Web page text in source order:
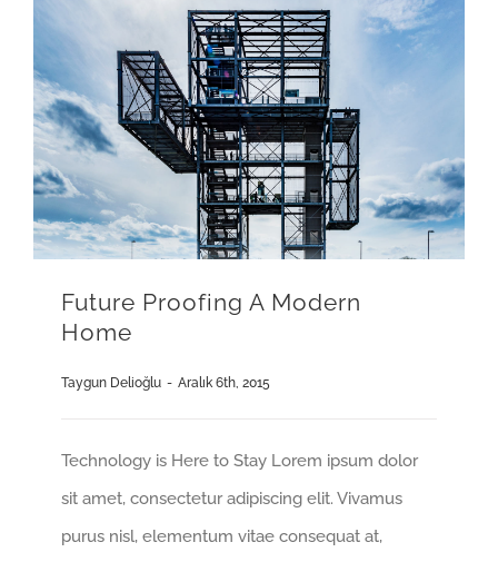
Future Proofing A Modern
Home
Taygun Delioğlu - Aralık 6th, 2015
Technology is Here to Stay Lorem ipsum dolor
sit amet, consectetur adipiscing elit. Vivamus
purus nisl, elementum vitae consequat at,